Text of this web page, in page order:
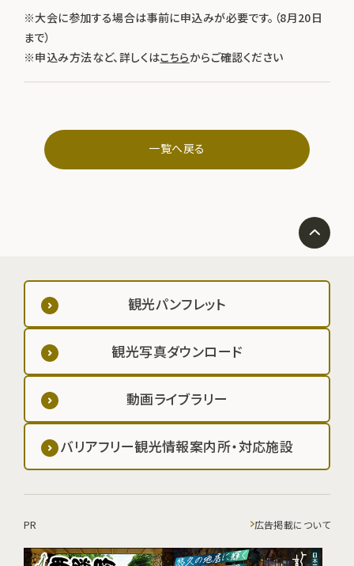
※大会に参加する場合は事前に申込みが必要です。（8月20日
まで）
※申込み方法など、詳しくはこちらからご確認ください
一覧へ戻る
観光パンフレット
観光写真ダウンロード
動画ライブラリー
バリアフリー観光情報案内所・対応施設
PR 広告掲載について